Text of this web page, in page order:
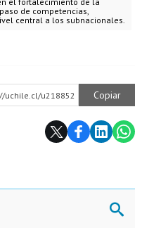
de competencias,
central a los subnacionales.
uchile.cl/u218852 Copiar